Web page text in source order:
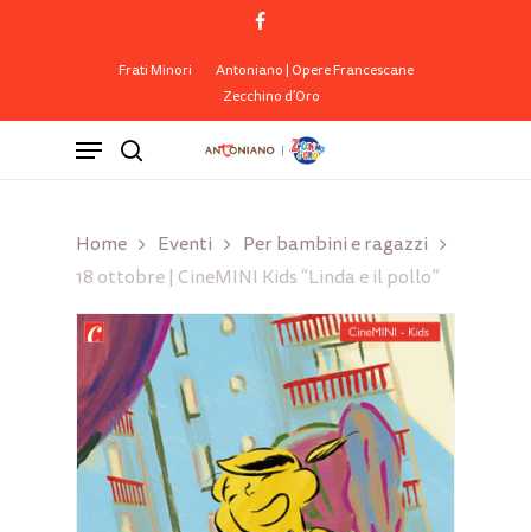
facebook
Frati Minori
Antoniano | Opere Francescane
Zecchino d’Oro
Menu
Home Eventi
Per bambini e ragazzi
18 ottobre | CineMINI Kids “Linda e il pollo”